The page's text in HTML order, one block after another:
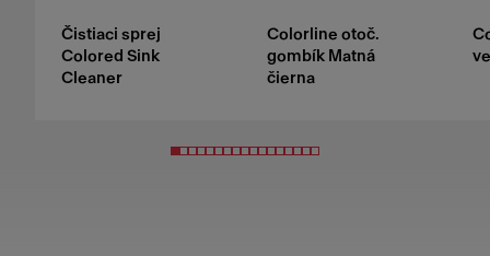
Čistiaci sprej
Colored Sink
Cleaner
Colorline otoč.
gombík Matná
čierna